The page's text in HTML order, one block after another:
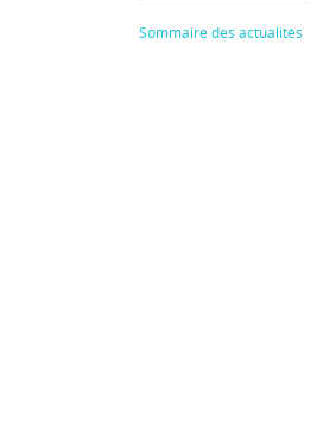
Sommaire des actualités